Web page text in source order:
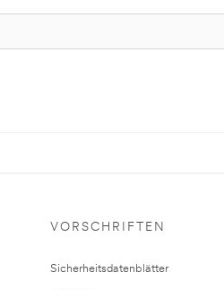
VORSCHRIFTEN
Sicherheitsdatenblätter